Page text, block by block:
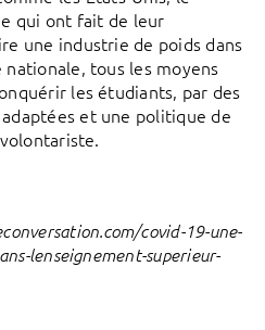
qui ont fait de leur
une industrie de poids dans
nationale, tous les moyens
les étudiants, par des
et une politique de
covid-19-une-
lenseignement-superieur-